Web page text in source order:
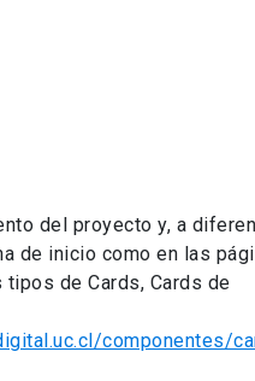
del proyecto y, a
de inicio como en las
de Cards, Cards de
componentes/